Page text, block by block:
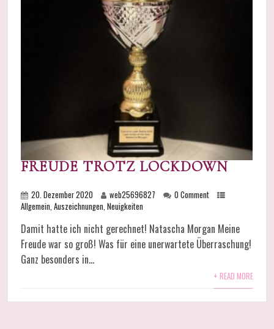
FREUDE TROTZ LOCKDOWN
20. Dezember 2020 web25696827
0 Comment
Allgemein,Auszeichnungen,Neuigkeiten
Damit hatte ich nicht gerechnet! Natascha Morgan Meine
Freude war so groß! Was für eine unerwartete Überraschung!
Ganz besonders in...
+ READ MORE